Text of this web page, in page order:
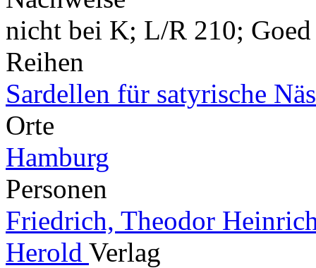
nicht bei K; L/R 210;
Reihen
Sardellen für satyrische
Orte
Hamburg
Personen
Friedrich, Theodor
Herold Verlag